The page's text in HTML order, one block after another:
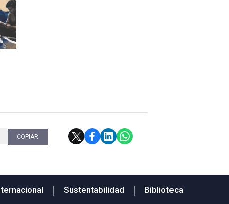
COPIAR
Sustentabilidad Biblioteca